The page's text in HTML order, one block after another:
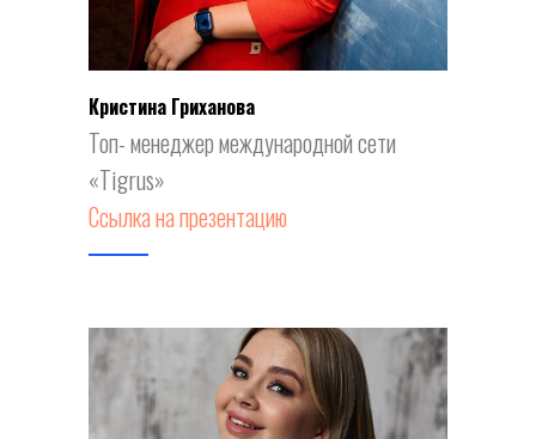
Кристина Гриханова
Топ- менеджер международной сети
«Tigrus»
Ссылка на презентацию